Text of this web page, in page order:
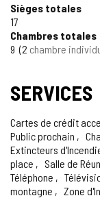
Sièges totales
17
Chambres totales
9 2 chambre
SERVICES
Cartes de crédit
Public prochain
Extincteurs
place
Salle de
Téléphone
montagne
Zone